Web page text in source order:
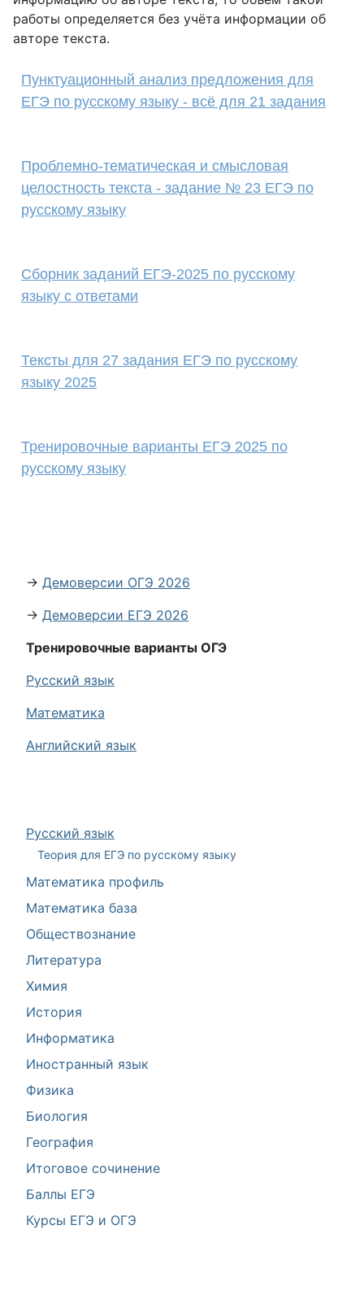
Русский язык
Теория для ЕГЭ по русскому языку
Математика профиль
Математика база
Обществознание
Литература
Химия
История
Информатика
Иностранный язык
Физика
Биология
География
Итоговое сочинение
Баллы ЕГЭ
Курсы ЕГЭ и ОГЭ
работы определяется без учёта информации об
авторе текста.
Пунктуационный анализ предложения для
ЕГЭ по русскому языку - всё для 21 задания
Проблемно-тематическая и смысловая
целостность текста - задание № 23 ЕГЭ по
русскому языку
Сборник заданий ЕГЭ-2025 по русскому
языку с ответами
Тексты для 27 задания ЕГЭ по русскому
языку 2025
Тренировочные варианты ЕГЭ 2025 по
русскому языку
→ Демоверсии ОГЭ 2026
→ Демоверсии ЕГЭ 2026
Тренировочные варианты ОГЭ
Русский язык
Математика
Английский язык